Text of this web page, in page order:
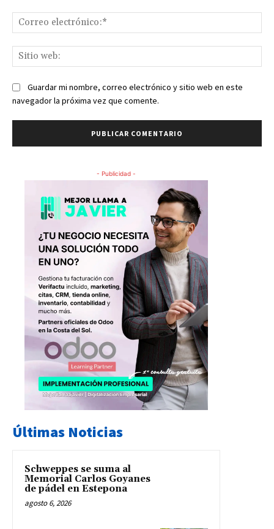
Guardar mi nombre, correo electrónico y sitio web en este
navegador la próxima vez que comente.
- Publicidad -
Últimas Noticias
Schweppes se suma al
Memorial Carlos Goyanes
de pádel en Estepona
agosto 6, 2026